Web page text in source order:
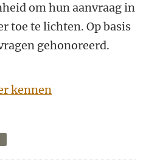
om hun aanvraag in
toe te lichten. Op basis
gehonoreerd.
kennen